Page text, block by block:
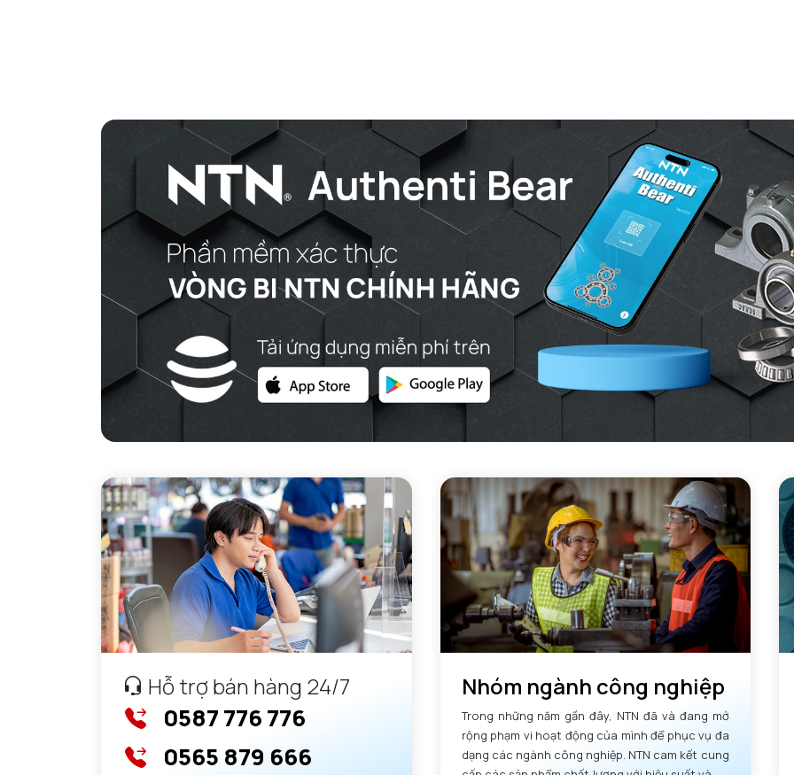
Hỗ trợ bán hàng 24/7
0587 776 776
0565 879 666
Nhóm ngành công nghiệp
Trong những năm gần đây, NTN đã và đang mở
rộng phạm vi hoạt động của mình để phục vụ đa
dạng các ngành công nghiệp. NTN cam kết cung